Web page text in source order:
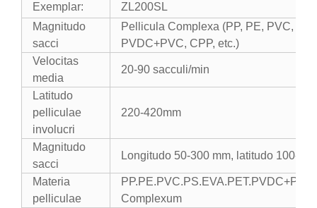
Exemplar:
ZL200SL
Magnitudo
sacci
Pellicula Complexa (PP, PE, PVC, PS,
PVDC+PVC, CPP, etc.)
Velocitas
media
20-90 sacculi/min
Latitudo
pelliculae
involucri
220-420mm
Magnitudo
sacci
Longitudo 50-300 mm, latitudo 100-
Materia
pelliculae
Complexum